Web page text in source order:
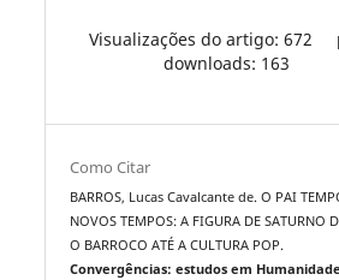
Visualizações do artigo: 672
downloads: 163
Como Citar
BARROS, Lucas Cavalcante de. O PAI
NOVOS TEMPOS: A FIGURA DE SATURNO
O BARROCO ATÉ A CULTURA POP.
Convergências: estudos em